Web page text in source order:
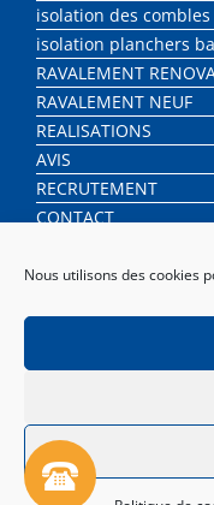
Nous utilisons des cookies
isolation des
isolation planchers
RAVALEMENT
RAVALEMENT NEUF
REALISATIONS
AVIS
RECRUTEMENT
CONTACT
LÉGALES